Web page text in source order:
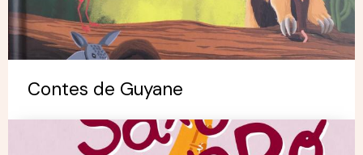
Contes de Guyane